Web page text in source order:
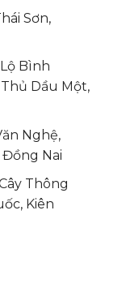
Sơn,
Bình
Dầu Một,
Nghệ,
Đồng Nai
Thông
Kiên